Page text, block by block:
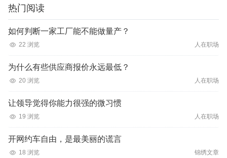
热门阅读
如何判断一家工厂能不能做量产？
22 浏览 人在职场
为什么有些供应商报价永远最低？
20 浏览 人在职场
让领导觉得你能力很强的微习惯
19 浏览 人在职场
开网约车自由，是最美丽的谎言
18 浏览 锦绣文章